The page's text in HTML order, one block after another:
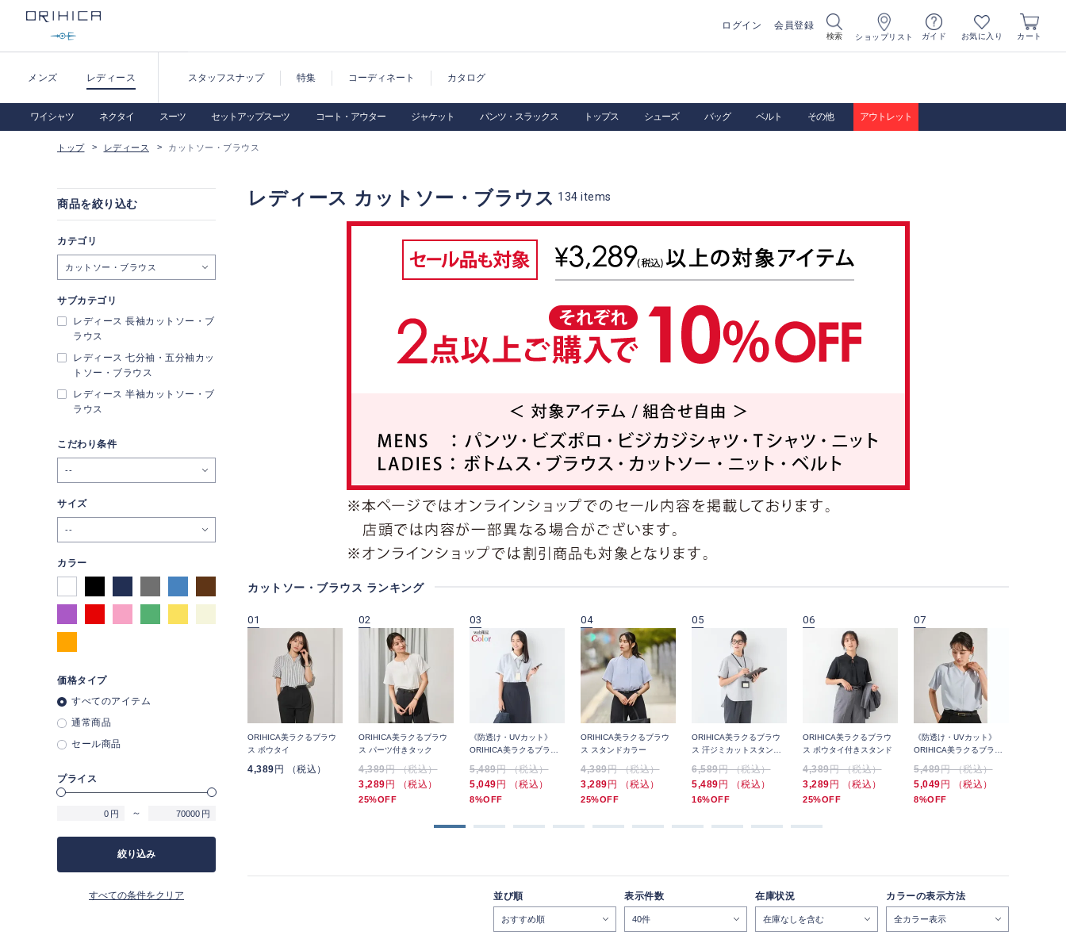
ログイン 会員登録
検索 ショップリスト ガイド お気に入り カート
メンズ レディース スタッフスナップ 特集 コーディネート カタログ
ワイシャツ ネクタイ スーツ セットアップスーツ コート・アウター ジャケット パンツ・スラックス トップス シューズ バッグ ベルト その他 アウトレット
トップ レディース カットソー・ブラウス
レディース カットソー・ブラウス 134 items
カットソー・ブラウス ランキング
ス スタンドカラー
円 （税込）
25%OFF
01
ORIHICA美ラクるブラウ
ス ボウタイ
4,389 円 （税込）
02
ORIHICA美ラクるブラウ
ス パーツ付きタック
4,389円 （税込）
3,289 円 （税込）
25%OFF
03
《防透け・UVカット》
ORIHICA美ラクるブラウ
ラー
5,489円 （税込）
5,049 円 （税込）
8%OFF
04
ORIHICA美ラクるブラウ
ス スタンドカラー
4,389円 （税込）
3,289 円 （税込）
25%OFF
05
ORIHICA美ラクるブラウ
ス 汗ジミカットスタンド
6,589円 （税込）
5,489 円 （税込）
16%OFF
06
ORIHICA美ラクるブラウ
ス ボウタイ付きスタンド
4,389円 （税込）
3,289 円 （税込）
25%OFF
07
《防透け・UVカット》
ORIHICA美ラクるブラウ
5,489円 （税込）
5,049 円 （税込）
8%OFF
並び順 表示件数 在庫状況 カラーの表示方法
商品を絞り込む
カテゴリ
カットソー・ブラウス
サブカテゴリ
レディース 長袖カットソー・ブ
ラウス
レディース 七分袖・五分袖カッ
トソー・ブラウス
レディース 半袖カットソー・ブ
ラウス
こだわり条件
--
サイズ
--
カラー
価格タイプ
すべてのアイテム
通常商品
セール商品
プライス
円 ～ 円
絞り込み
すべての条件をクリア